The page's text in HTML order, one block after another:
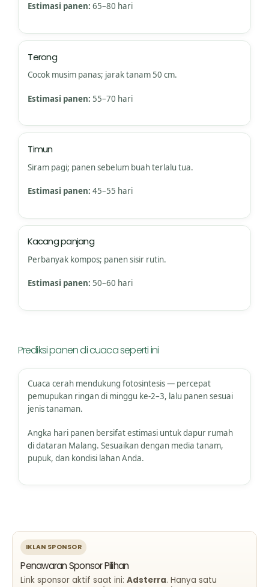
Estimasi panen: 65–80 hari
Terong
Cocok musim panas; jarak tanam 50 cm.
Estimasi panen: 55–70 hari
Timun
Siram pagi; panen sebelum buah terlalu tua.
Estimasi panen: 45–55 hari
Kacang panjang
Perbanyak kompos; panen sisir rutin.
Estimasi panen: 50–60 hari
Prediksi panen di cuaca seperti ini
Cuaca cerah mendukung fotosintesis — percepat
pemupukan ringan di minggu ke-2–3, lalu panen sesuai
jenis tanaman.
Angka hari panen bersifat estimasi untuk dapur rumah
di dataran Malang. Sesuaikan dengan media tanam,
pupuk, dan kondisi lahan Anda.
IKLAN SPONSOR
Penawaran Sponsor Pilihan
Link sponsor aktif saat ini:Adsterra. Hanya satu